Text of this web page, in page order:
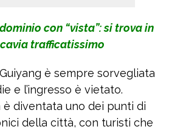
con “vista”: si trova in
trafficatissimo
è sempre sorvegliata
e l’ingresso è vietato.
è diventata uno dei punti di
della città, con turisti che